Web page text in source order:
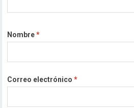
Nombre*
Correo electrónico*